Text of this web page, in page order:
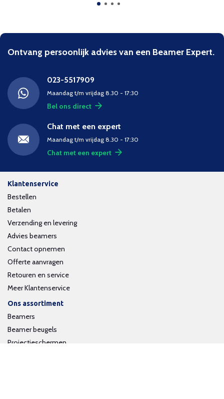
Ontvang persoonlijk advies van een Beamer Expert.
023-5517909
Maandag t/m vrijdag 8.30 - 17:30
Bel ons direct
Chat met een expert
Maandag t/m vrijdag 8.30 - 17:30
Chat met een expert
Klantenservice
Bestellen
Betalen
Verzending en levering
Advies beamers
Contact opnemen
Offerte aanvragen
Retouren en service
Meer Klantenservice
Ons assortiment
Beamers
Beamer beugels
Projectieschermen